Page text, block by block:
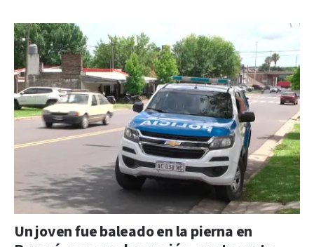
Un joven fue baleado en la pierna en